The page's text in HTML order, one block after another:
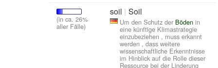
(in ca. 26%
aller Fälle)
soil Soil
Um den Schutz der Böden in
eine künftige Klimastrategie
einzubeziehen , muss erkannt
werden , dass weitere
wissenschaftliche Erkenntnisse
im Hinblick auf die Rolle dieser
Ressource bei der Linderung